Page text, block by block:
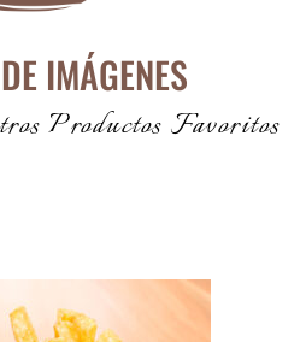
IMÁGENES
Productos Favoritos